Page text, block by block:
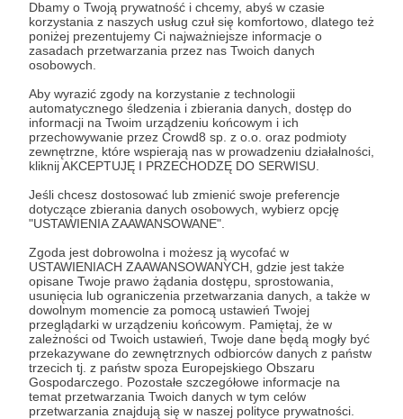
Dbamy o Twoją prywatność i chcemy, abyś w czasie
korzystania z naszych usług czuł się komfortowo, dlatego też
poniżej prezentujemy Ci najważniejsze informacje o
zasadach przetwarzania przez nas Twoich danych
osobowych.
Aby wyrazić zgody na korzystanie z technologii
automatycznego śledzenia i zbierania danych, dostęp do
informacji na Twoim urządzeniu końcowym i ich
przechowywanie przez Crowd8 sp. z o.o. oraz podmioty
zewnętrzne, które wspierają nas w prowadzeniu działalności,
kliknij AKCEPTUJĘ I PRZECHODZĘ DO SERWISU.
Jeśli chcesz dostosować lub zmienić swoje preferencje
dotyczące zbierania danych osobowych, wybierz opcję
"USTAWIENIA ZAAWANSOWANE".
Zgoda jest dobrowolna i możesz ją wycofać w
USTAWIENIACH ZAAWANSOWANYCH, gdzie jest także
opisane Twoje prawo żądania dostępu, sprostowania,
usunięcia lub ograniczenia przetwarzania danych, a także w
dowolnym momencie za pomocą ustawień Twojej
przeglądarki w urządzeniu końcowym. Pamiętaj, że w
zależności od Twoich ustawień, Twoje dane będą mogły być
przekazywane do zewnętrznych odbiorców danych z państw
trzecich tj. z państw spoza Europejskiego Obszaru
Gospodarczego. Pozostałe szczegółowe informacje na
temat przetwarzania Twoich danych w tym celów
przetwarzania znajdują się w naszej polityce prywatności.
STALooFKA
0
patronów
0 zł
miesięcznie
Łukasz Świniarski